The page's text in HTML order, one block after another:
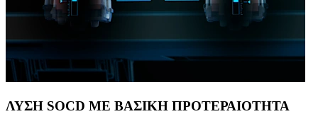
ΛΥΣΗ SOCD ΜΕ ΒΑΣΙΚΗ ΠΡΟΤΕΡΑΙΟΤΗΤΑ